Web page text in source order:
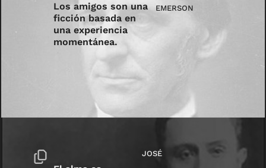
Los amigos son una
ficción basada en
una experiencia
momentánea.
EMERSON
JOSÉ